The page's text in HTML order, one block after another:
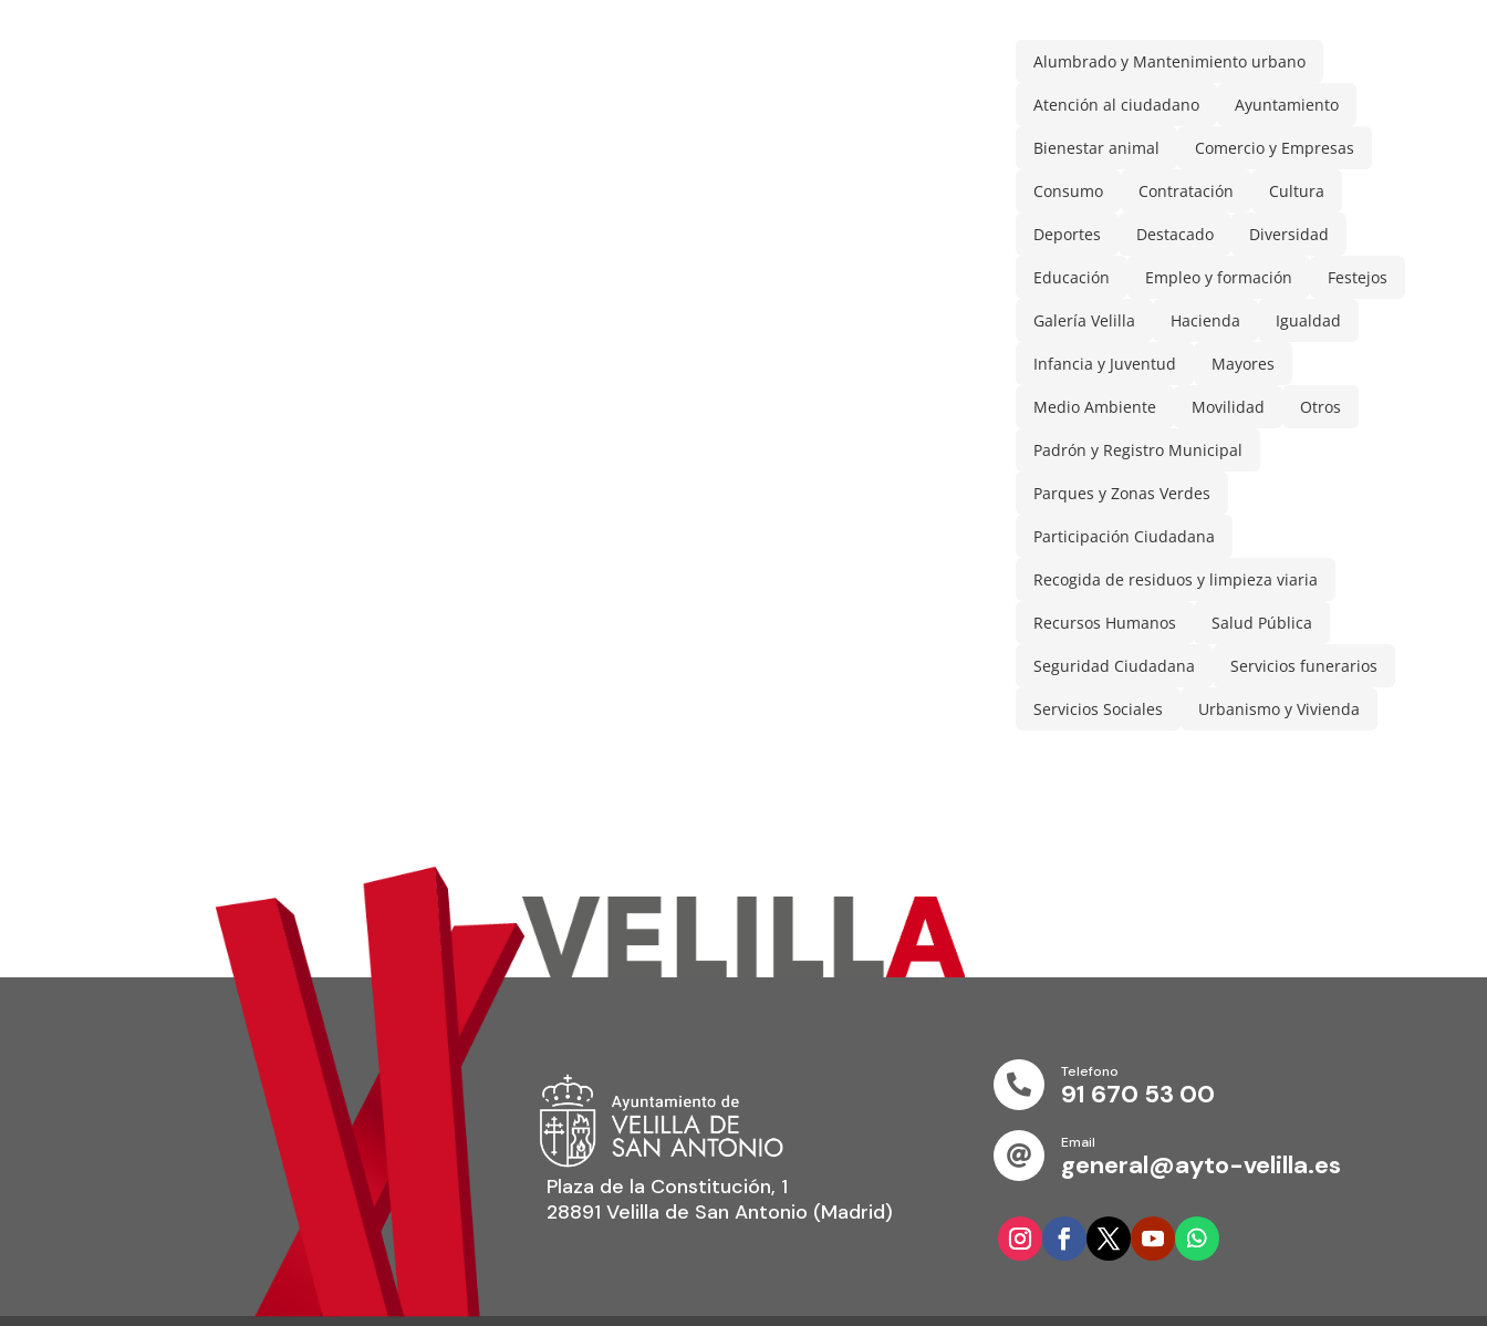
Alumbrado y Mantenimiento urbano
Atención al ciudadano Ayuntamiento
Bienestar animal Comercio y Empresas
Consumo Contratación Cultura
Deportes Destacado Diversidad
Educación Empleo y formación Festejos
Galería Velilla Hacienda Igualdad
Infancia y Juventud Mayores
Medio Ambiente Movilidad Otros
Padrón y Registro Municipal
Parques y Zonas Verdes
Participación Ciudadana
Recogida de residuos y limpieza viaria
Recursos Humanos Salud Pública
Seguridad Ciudadana Servicios funerarios
Servicios Sociales Urbanismo y Vivienda
Plaza de la Constitución, 1
28891 Velilla de San Antonio (Madrid)

Telefono
91 670 53 00

Email
general@ayto-velilla.es